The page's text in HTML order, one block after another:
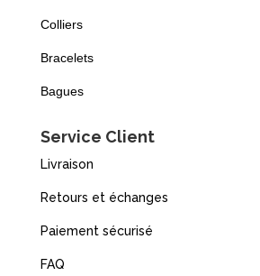
Colliers
Bracelets
Bagues
Service Client
Livraison
Retours et échanges
Paiement sécurisé
FAQ